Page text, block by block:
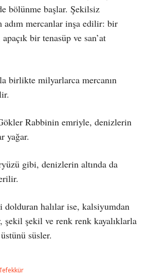
bölünme başlar. Şekilsiz
adım mercanlar inşa edilir: bir
bir tenasüp ve san’at
birlikte milyarlarca mercanın
Rabbinin emriyle, denizlerin
yağar.
gibi, denizlerin altında da
dolduran halılar ise, kalsiyumdan
şekil şekil ve renk renk kayalıklarla
süsler.